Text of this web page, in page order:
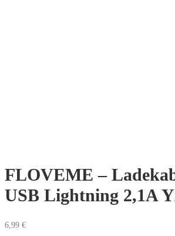
FLOVEME –
USB Lightning 2,1A
6,99 €